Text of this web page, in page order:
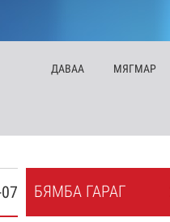
ДАВАА МЯГМАР
БЯМБА ГАРАГ